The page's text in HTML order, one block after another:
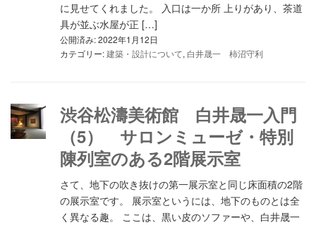
に見せてくれました。 入口は一か所 上りがあり、茶道
具が並ぶ水屋が正 […]
公開済み: 2022年1月12日
カテゴリー:建築・設計について, 白井晟一 柿沼守利
渋谷松濤美術館 白井晟一入門
（5） サロンミューゼ・特別
陳列室のある2階展示室
さて、地下の吹き抜けの第一展示室と同じ床面積の2階
の展示室です。 展示室というには、地下のものとは全
く異なる趣。 ここは、黒い皮のソファーや、白井晟一